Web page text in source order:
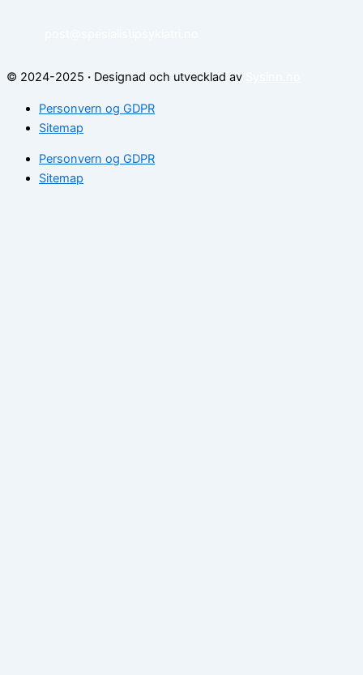
© 2024-2025 · Designad och utvecklad av
Personvern og GDPR
Sitemap
Personvern og GDPR
Sitemap